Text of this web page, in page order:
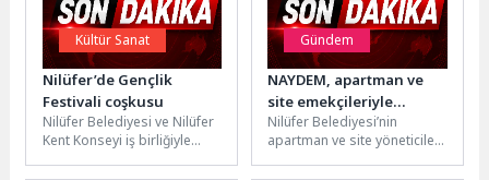
Kültür Sanat
Nilüfer’de Gençlik
Festivali coşkusu
Nilüfer Belediyesi ve Nilüfer
Kent Konseyi iş birliğiyle
Gündem
NAYDEM, apartman ve
site emekçileriyle
sahada buluştu
Nilüfer Belediyesi’nin
apartman ve site yöneticileri